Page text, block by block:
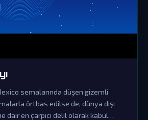
semalarında düşen gizemli
örtbas edilse de, dünya dışı
dair en çarpıcı delil olarak kabul